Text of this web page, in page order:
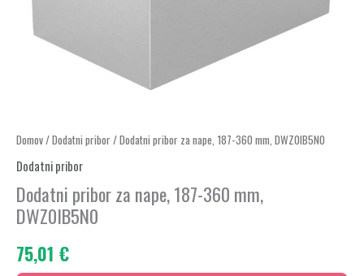
Domov/Dodatni pribor/ Dodatni pribor za nape, 187-360 mm, DWZ0IB5N0
Dodatni pribor
Dodatni pribor za nape, 187-360 mm,
DWZ0IB5N0
75,01 €
Dodatni
pribor
za
nape,
187-
360
mm,